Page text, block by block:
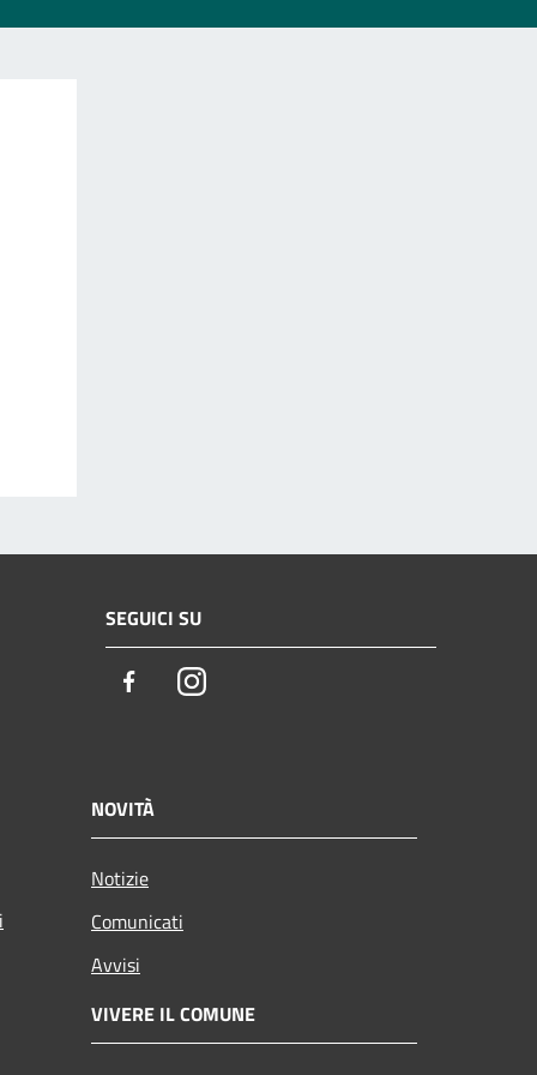
SEGUICI SU
FacebookInstagram
NOVITÀ
Notizie
Comunicati
Avvisi
VIVERE IL COMUNE